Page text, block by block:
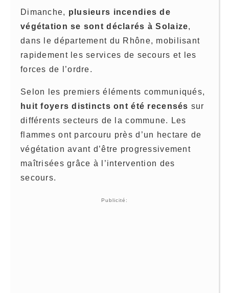
Dimanche, plusieurs incendies de
végétation se sont déclarés à Solaize,
dans le département du Rhône, mobilisant
rapidement les services de secours et les
forces de l’ordre.
Selon les premiers éléments communiqués,
huit foyers distincts ont été recensés sur
différents secteurs de la commune. Les
flammes ont parcouru près d’un hectare de
végétation avant d’être progressivement
maîtrisées grâce à l’intervention des
secours.
Publicité: